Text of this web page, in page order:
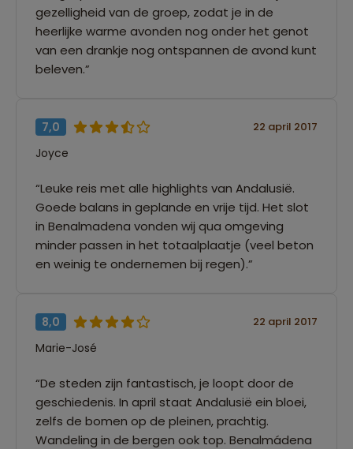
gezelligheid van de groep, zodat je in de
heerlijke warme avonden nog onder het genot
van een drankje nog ontspannen de avond kunt
beleven.”
7,0 22 april 2017
Joyce
“Leuke reis met alle highlights van Andalusië.
Goede balans in geplande en vrije tijd. Het slot
in Benalmadena vonden wij qua omgeving
minder passen in het totaalplaatje (veel beton
en weinig te ondernemen bij regen).”
8,0 22 april 2017
Marie-José
“De steden zijn fantastisch, je loopt door de
geschiedenis. In april staat Andalusië ein bloei,
zelfs de bomen op de pleinen, prachtig.
Wandeling in de bergen ook top. Benalmádena